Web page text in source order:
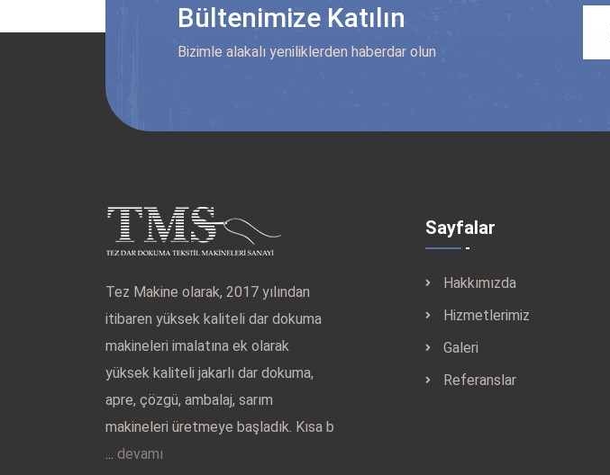
Bültenimize Katılın
Bizimle alakalı yeniliklerden haberdar olun
Tez Makine olarak, 2017 yılından
itibaren yüksek kaliteli dar dokuma
makineleri imalatına ek olarak
yüksek kaliteli jakarlı dar dokuma,
apre, çözgü, ambalaj, sarım
makineleri üretmeye başladık. Kısa b
... devamı
Sayfalar
Hakkımızda
Hizmetlerimiz
Galeri
Referanslar